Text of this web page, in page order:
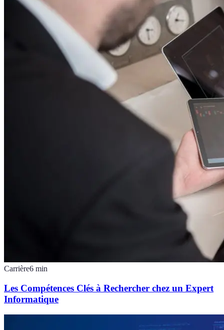
Carrière6 min
Les Compétences Clés à Rechercher chez un Expert
Informatique